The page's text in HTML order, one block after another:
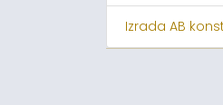
Izrada AB